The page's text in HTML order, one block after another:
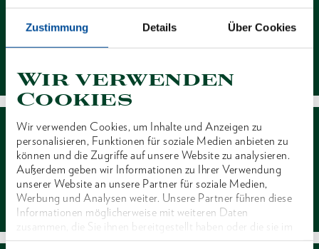
Zustimmung Details Über Cookies
Wir verwenden
Cookies
Wir verwenden Cookies, um Inhalte und Anzeigen zu
personalisieren, Funktionen für soziale Medien anbieten zu
können und die Zugriffe auf unsere Website zu analysieren.
Außerdem geben wir Informationen zu Ihrer Verwendung
unserer Website an unsere Partner für soziale Medien,
Werbung und Analysen weiter. Unsere Partner führen diese
Informationen möglicherweise mit weiteren Daten
zusammen, die Sie ihnen bereitgestellt haben oder die sie im
Rahmen Ihrer Nutzung der Dienste gesammelt haben. Unsere
Händlersuche